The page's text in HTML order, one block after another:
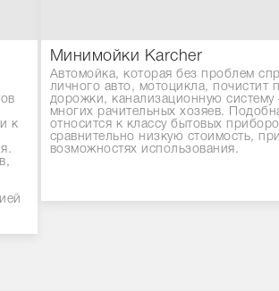
к
Минимойки Karcher
Автомойка, которая без проблем
личного авто, мотоцикла, почистит
дорожки, канализационную
многих рачительных хозяев.
относится к классу бытовых
сравнительно низкую стоимость,
возможностях использования.